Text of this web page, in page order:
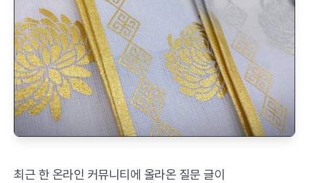
최근 한 온라인 커뮤니티에 올라온 질문 글이